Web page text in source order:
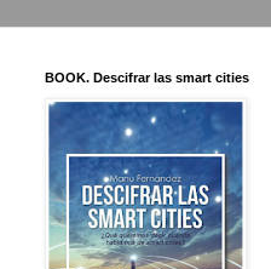
BOOK. Descifrar las smart cities